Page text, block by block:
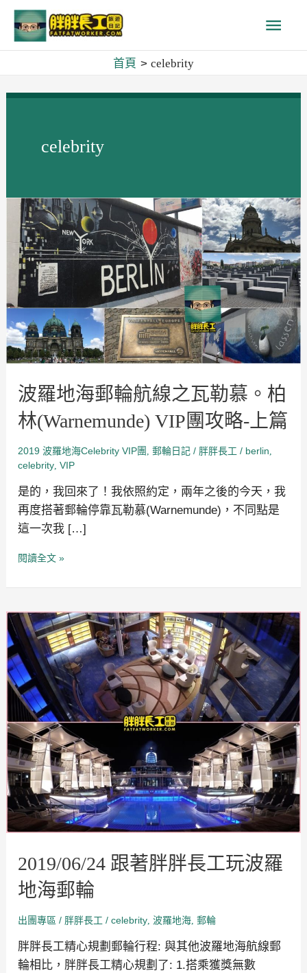
容
主
要
選
首頁 celebrity
celebrity
波羅地海郵輪航線之瓦勒慕。柏
林(Warnemunde) VIP團攻略-上篇
2019 波羅地海Celebrity VIP團 ,郵輪日記 / 胖胖長工/ berlin,
celebrity,VIP
是的，我回來了！我依照約定，兩年之後的今天，我
再度搭著郵輪停靠瓦勒慕(Warnemunde)，不同點是
這一次我 […]
波
羅
地
海
郵
輪
航
線
之
瓦
勒
慕。
柏
林
(Warnemunde)
團
攻
略-
上
閱讀全文 »
2019/06/24 跟著胖胖長工玩波羅
地海郵輪
出團專區 / 胖胖長工/celebrity,波羅地海,郵輪
胖胖長工精心規劃郵輪行程: 與其他波羅地海航線郵
輪相比，胖胖長工精心規劃了: 1.搭乘獲獎無數
2019/06/24
跟
著
胖
胖
長
工
玩
波
羅
地
海
郵
輪